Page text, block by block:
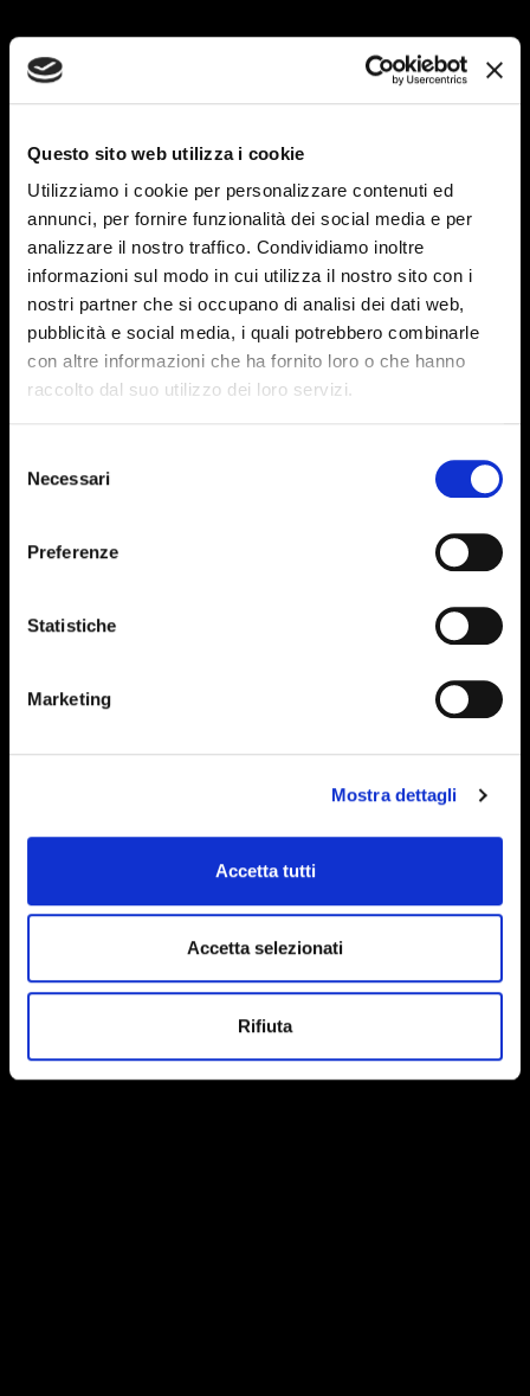
Questo sito web utilizza i cookie
Utilizziamo i cookie per personalizzare contenuti ed
annunci, per fornire funzionalità dei social media e per
analizzare il nostro traffico. Condividiamo inoltre
informazioni sul modo in cui utilizza il nostro sito con i
nostri partner che si occupano di analisi dei dati web,
pubblicità e social media, i quali potrebbero combinarle
con altre informazioni che ha fornito loro o che hanno
raccolto dal suo utilizzo dei loro servizi.
delNecessari
Preferenze
Statistiche
Marketing
Mostra dettagli
Accetta tutti
Accetta selezionati
Rifiuta